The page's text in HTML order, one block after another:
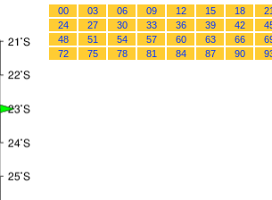
00 03 06 09 12 15 18
21
24
27 30 33 36 39 42
48
51 54 57 60 63 66
72
75 78 81 84 87 90